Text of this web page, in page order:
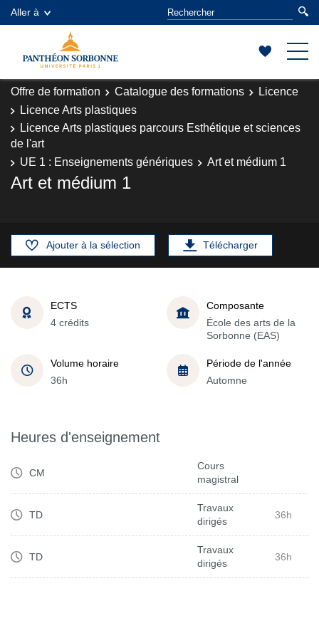
Aller à
Offre de formation Catalogue des formations
Licence
Licence Arts plastiques
Licence Arts plastiques parcours Esthétique et sciences
de l'art
UE 1 : Enseignements génériques
Art et médium 1
Art et médium 1
Ajouter à la sélection Télécharger
ECTS
4 crédits
Composante
École des arts de la
Sorbonne (EAS)
Volume horaire
36h
Période de l'année
Automne
Heures d'enseignement
CM
Cours
magistral
TD
Travaux
dirigés
36h
TD
Travaux
dirigés
36h